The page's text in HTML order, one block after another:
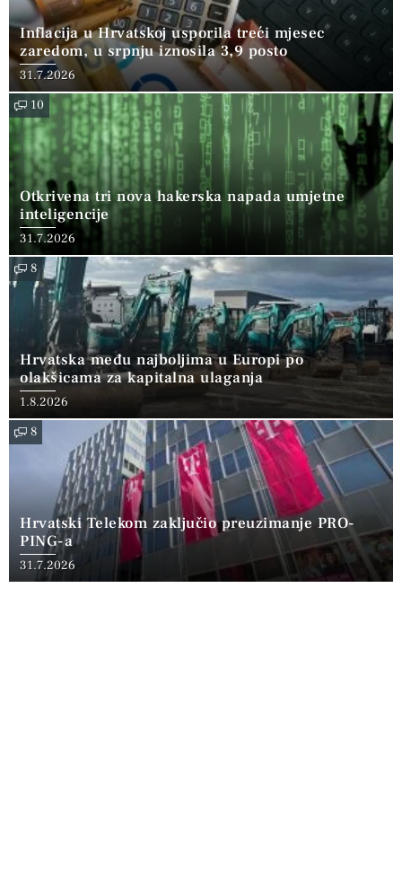
Inflacija u Hrvatskoj usporila treći mjesec
zaredom, u srpnju iznosila 3,9 posto
31.7.2026
10
Otkrivena tri nova hakerska napada umjetne
inteligencije
31.7.2026
8
Hrvatska među najboljima u Europi po
olakšicama za kapitalna ulaganja
1.8.2026
8
Hrvatski Telekom zaključio preuzimanje PRO-
PING-a
31.7.2026